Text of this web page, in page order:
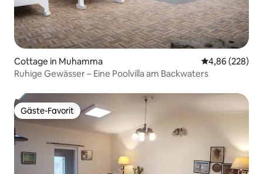
Cottage in Muhamma
4,86 (228)
Ruhige Gewässer – Eine Poolvilla am Backwaters
Gäste-Favorit
Gäste-Favorit